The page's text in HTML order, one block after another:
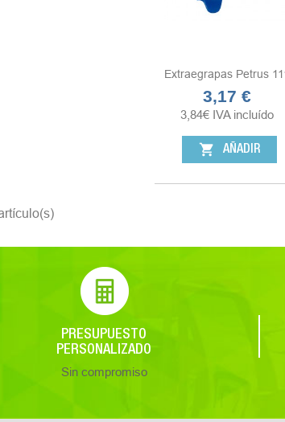
Extraegrapas Petrus
Precio
3,17 €
3,84€ IVA incluído
shopping_cart AÑADIR
PRESUPUESTO
PERSONALIZADO
Sin compromiso